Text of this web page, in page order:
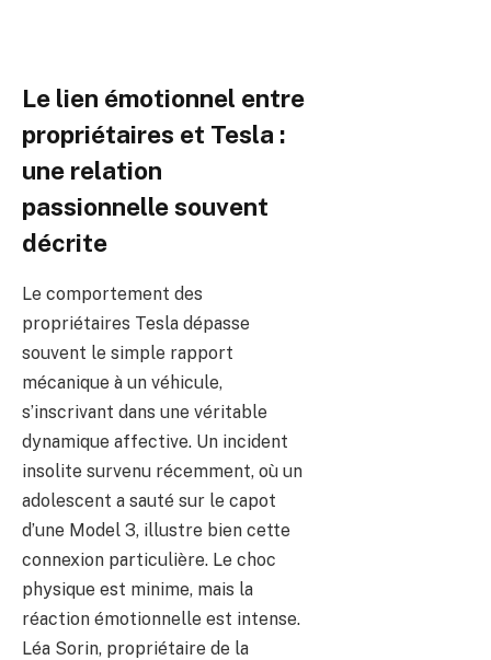
Le lien émotionnel entre
propriétaires et Tesla :
une relation
passionnelle souvent
décrite
Le comportement des
propriétaires Tesla dépasse
souvent le simple rapport
mécanique à un véhicule,
s’inscrivant dans une véritable
dynamique affective. Un incident
insolite survenu récemment, où un
adolescent a sauté sur le capot
d’une Model 3, illustre bien cette
connexion particulière. Le choc
physique est minime, mais la
réaction émotionnelle est intense.
Léa Sorin, propriétaire de la